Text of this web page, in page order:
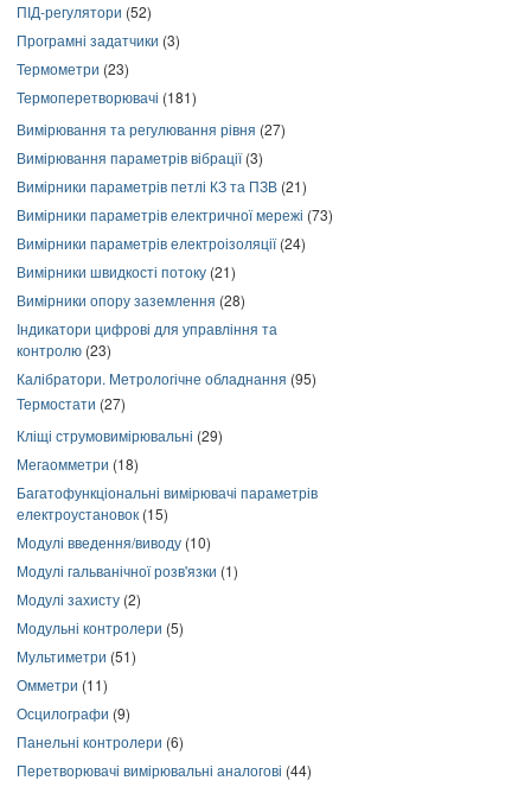
ПІД-регулятори (52)
Програмні задатчики (3)
Термометри (23)
Термоперетворювачі (181)
Вимірювання та регулювання рівня (27)
Вимірювання параметрів вібрації(3)
Вимірники параметрів петлі КЗ та ПЗВ (21)
Вимірники параметрів електричної мережі (73)
Вимірники параметрів електроізоляції(24)
Вимірники швидкості потоку (21)
Вимірники опору заземлення (28)
Індикатори цифрові для управління та
контролю (23)
Калібратори. Метрологічне обладнання (95)
Термостати (27)
Кліщі струмовимірювальні (29)
Мегаомметри (18)
Багатофункціональні вимірювачі параметрів
електроустановок (15)
Модулі введення/виводу (10)
Модулі гальванічної розв'язки (1)
Модулі захисту (2)
Модульні контролери (5)
Мультиметри (51)
Омметри (11)
Осцилографи (9)
Панельні контролери (6)
Перетворювачі вимірювальні аналогові (44)